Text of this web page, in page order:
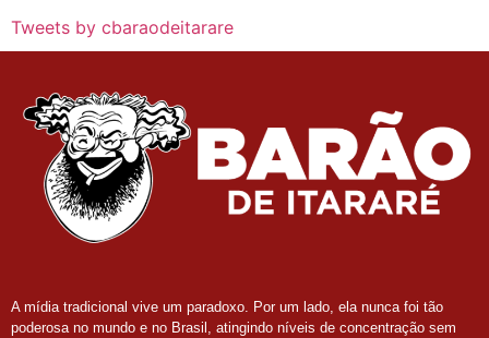
Tweets by cbaraodeitarare
A mídia tradicional vive um paradoxo. Por um lado, ela nunca foi tão
poderosa no mundo e no Brasil, atingindo níveis de concentração sem